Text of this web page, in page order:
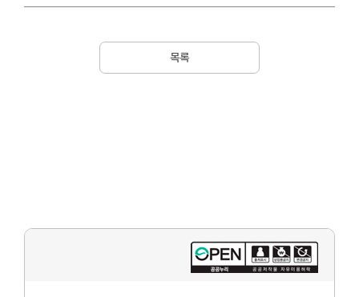
목록